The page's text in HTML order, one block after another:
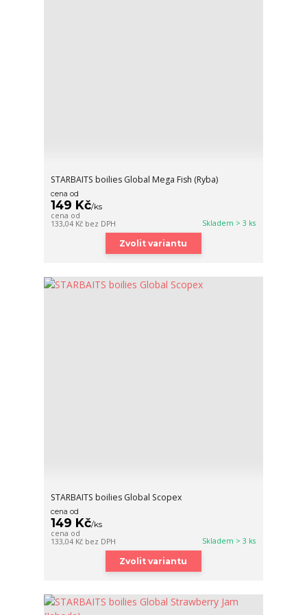
STARBAITS boilies Global Mega Fish (Ryba)
cena od
149 Kč/ks
cena od
133,04 Kč bez DPH Skladem > 3 ks
Zvolit variantu
STARBAITS boilies Global Scopex
cena od
149 Kč/ks
cena od
133,04 Kč bez DPH Skladem > 3 ks
Zvolit variantu